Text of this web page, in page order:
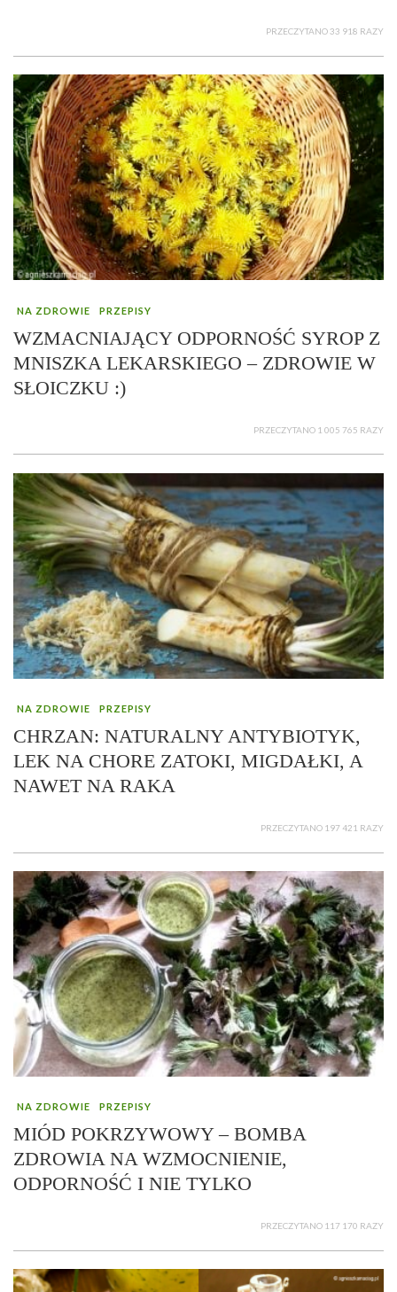
PRZECZYTANO 33 918 RAZY
NA ZDROWIE PRZEPISY
WZMACNIAJĄCY ODPORNOŚĆ SYROP Z
MNISZKA LEKARSKIEGO – ZDROWIE W
SŁOICZKU :)
PRZECZYTANO 1 005 765 RAZY
NA ZDROWIE PRZEPISY
CHRZAN: NATURALNY ANTYBIOTYK,
LEK NA CHORE ZATOKI, MIGDAŁKI, A
NAWET NA RAKA
PRZECZYTANO 197 421 RAZY
NA ZDROWIE PRZEPISY
MIÓD POKRZYWOWY – BOMBA
ZDROWIA NA WZMOCNIENIE,
ODPORNOŚĆ I NIE TYLKO
PRZECZYTANO 117 170 RAZY